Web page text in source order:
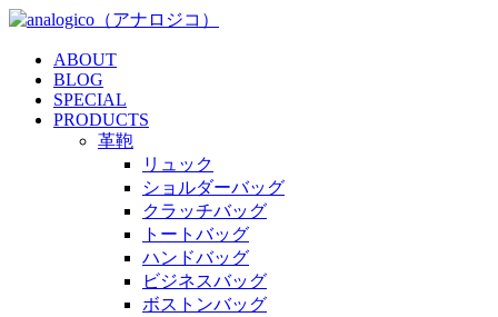
ABOUT
BLOG
SPECIAL
PRODUCTS
革鞄
リュック
ショルダーバッグ
クラッチバッグ
トートバッグ
ハンドバッグ
ビジネスバッグ
ボストンバッグ